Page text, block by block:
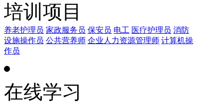
培训项目
养老护理员 家政服务员 保安员 电工 医疗护理员 消防
设施操作员 公共营养师 企业人力资源管理师 计算机操
作员
在线学习